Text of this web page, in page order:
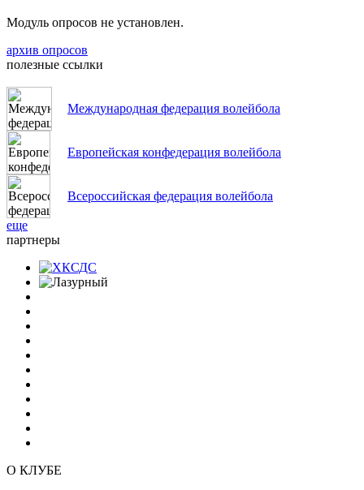
Модуль опросов не установлен.
архив опросов
полезные ссылки
Международная федерация волейбола
Европейская конфедерация волейбола
Всероссийская федерация волейбола
еще
партнеры
О КЛУБЕ